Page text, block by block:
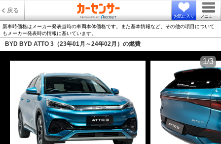
戻る
お気に入り メニュー
新車時価格はメーカー発表当時の車両本体価格です。また基本情報など、その他の項目について
もメーカー発表時の情報に基いています。
BYD BYD ATTO 3（23年01月～24年02月）の燃費
1/3